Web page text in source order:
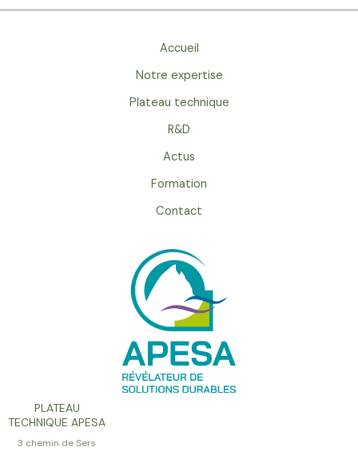
Accueil
Notre expertise
Plateau technique
R&D
Actus
Formation
Contact
PLATEAU
TECHNIQUE APESA
3 chemin de Sers